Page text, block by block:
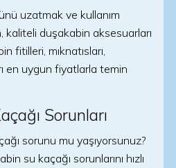
uzatmak ve kullanım
kaliteli duşakabin aksesuarları
fitilleri, mıknatısları,
en uygun fiyatlarla temin
Sorunları
sorunu mu yaşıyorsunuz?
su kaçağı sorunlarını hızlı